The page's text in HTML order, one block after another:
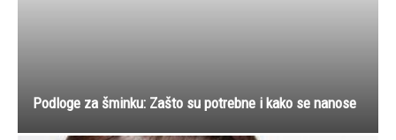
Podloge za šminku: Zašto su potrebne i kako se nanose